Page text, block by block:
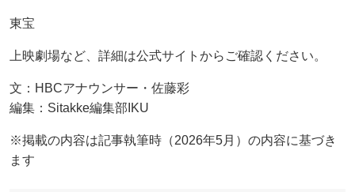
東宝
上映劇場など、詳細は公式サイトからご確認ください。
文：HBCアナウンサー・佐藤彩
編集：Sitakke編集部IKU
※掲載の内容は記事執筆時（2026年5月）の内容に基づき
ます